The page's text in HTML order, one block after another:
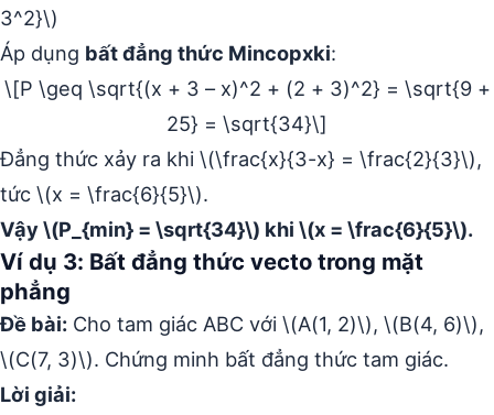
3^2}\)
Áp dụng bất đẳng thức Mincopxki:
\[P \geq \sqrt{(x + 3 – x)^2 + (2 + 3)^2} = \sqrt{9 +
25} = \sqrt{34}\]
Đẳng thức xảy ra khi \(\frac{x}{3-x} = \frac{2}{3}\),
tức \(x = \frac{6}{5}\).
Vậy \(P_{min} = \sqrt{34}\) khi \(x = \frac{6}{5}\).
Ví dụ 3: Bất đẳng thức vecto trong mặt
phẳng
Đề bài: Cho tam giác ABC với \(A(1, 2)\), \(B(4, 6)\),
\(C(7, 3)\). Chứng minh bất đẳng thức tam giác.
Lời giải: